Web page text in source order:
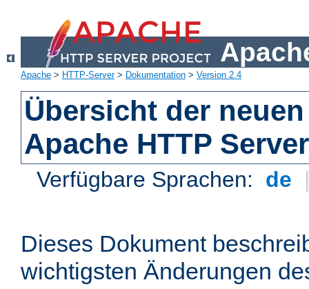
Apache > HTTP-Server> Dokumentation > Version 2.4
Übersicht der
Apache HTTP
Verfügbare Sprachen: de
Dieses Dokument
wichtigsten Änderungen